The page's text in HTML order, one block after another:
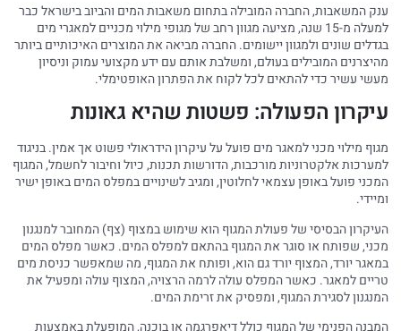
ענק המשאבות, החברה המובילה בתחום משאבות המים והביוב בישראל כבר
למעלה מ-15 שנה, מציעה מגוון רחב של מגופי מילוי מכניים למאגרי מים
בגדלים שונים ולמגוון יישומים. החברה מביאה את המוצרים האיכותיים ביותר
מהיצרנים המובילים בעולם, ומשלבת אותם עם ידע מקצועי עמוק וניסיון
מעשי עשיר כדי להתאים לכל לקוח את הפתרון האופטימלי.
עיקרון הפעולה: פשטות שהיא גאונות
מגוף מילוי מכני למאגר מים פועל על עיקרון הידראולי פשוט אך אמין. בניגוד
למערכות אלקטרוניות מורכבות, הדורשות תכנות, כיול וחיבור לחשמל, המגוף
המכני פועל באופן עצמאי לחלוטין, ומגיב לשינויים במפלס המים באופן ישיר
ומיידי.
העיקרון הבסיסי של פעולת המגוף הוא שימוש במצוף (צף) המחובר למנגנון
מכני, שפותח או סוגר את המגוף בהתאם למפלס המים. כאשר מפלס המים
במאגר יורד, המצוף יורד גם הוא, ופותח את המגוף, מה שמאפשר כניסת מים
טריים למאגר. כאשר המפלס עולה לרמה הרצויה, המצוף עולה ומפעיל את
המנגנון לסגירת המגוף, ומפסיק את זרימת המים.
המבנה הפנימי של המגוף כולל דיאפרגמה או בוכנה, המופעלת באמצעות